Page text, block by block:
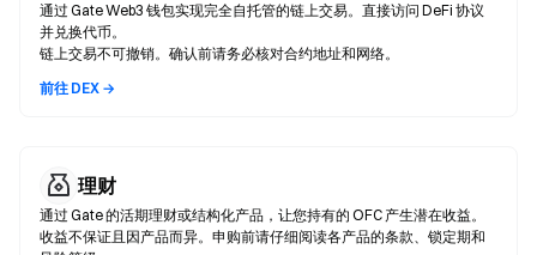
通过 Gate Web3 钱包实现完全自托管的链上交易。直接访问 DeFi 协议
并兑换代币。
链上交易不可撤销。确认前请务必核对合约地址和网络。
前往 DEX →
理财
通过 Gate 的活期理财或结构化产品，让您持有的 OFC 产生潜在收益。
收益不保证且因产品而异。申购前请仔细阅读各产品的条款、锁定期和